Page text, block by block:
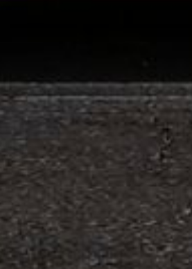
sin verksamhet genom
förvärvat en majoritetsandel i
på försäljning, uthyrning och
ställning inom containersektorn